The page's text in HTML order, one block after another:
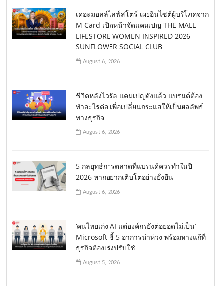
เดอะมอลล์ไลฟ์สโตร์ เผยอินไซต์ผู้บริโภคจาก
M Card เปิดหน้าจัดแคมเปญ THE MALL
LIFESTORE WOMEN INSPIRED 2026
SUNFLOWER SOCIAL CLUB
August 6, 2026
ชีวิตหลังไวรัล แคมเปญดังแล้ว แบรนด์ต้อง
ทำอะไรต่อ เพื่อเปลี่ยนกระแสให้เป็นผลลัพธ์
ทางธุรกิจ
August 6, 2026
5 กลยุทธ์การตลาดที่แบรนด์ควรทำในปี
2026 หากอยากเติบโตอย่างยั่งยืน
August 6, 2026
‘คนไทยเก่ง AI แต่องค์กรยังต่อยอดไม่เป็น’
Microsoft ชี้ 5 อาการน่าห่วง พร้อมทางแก้ที่
ธุรกิจต้องเร่งปรับใช้
August 5, 2026